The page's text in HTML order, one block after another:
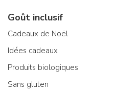
Goût inclusif
Cadeaux de Noël
Idées cadeaux
Produits biologiques
Sans gluten